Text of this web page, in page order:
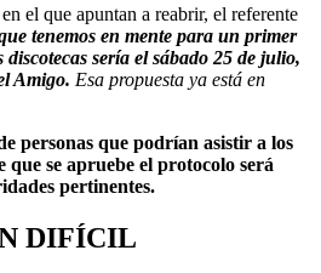
el que apuntan a reabrir, el referente
tenemos en mente para un primer
sería el sábado 25 de julio,
Amigo. Esa propuesta ya está en
personas que podrían asistir a los
que se apruebe el protocolo será
pertinentes.
DIFÍCIL